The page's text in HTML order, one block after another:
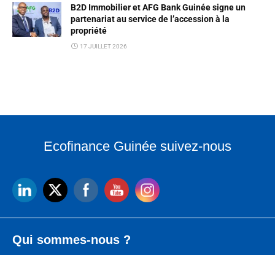
B2D Immobilier et AFG Bank Guinée signe un
partenariat au service de l’accession à la
propriété
17 JUILLET 2026
Ecofinance Guinée suivez-nous
Qui sommes-nous ?